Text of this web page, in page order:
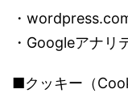
・
・Googleアナリ
■クッキー（